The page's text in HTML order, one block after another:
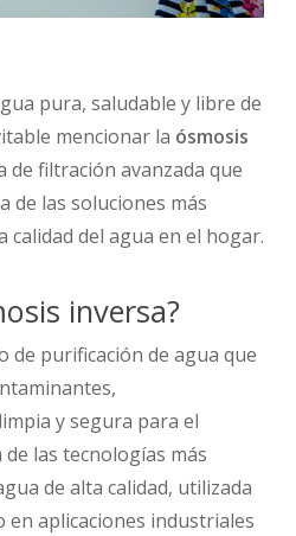
pura, saludable y libre de
mencionar la ósmosis
de filtración avanzada que
de las soluciones más
calidad del agua en el hogar.
inversa?
de purificación de agua que
y segura para el
las tecnologías más
de alta calidad, utilizada
aplicaciones industriales